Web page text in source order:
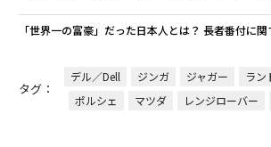
「世界一の富豪」だった日本人とは？ 長者番付に
タグ：
デル／Dell ジンガ ジャガー ラン
ポルシェ
マツダ レンジローバー